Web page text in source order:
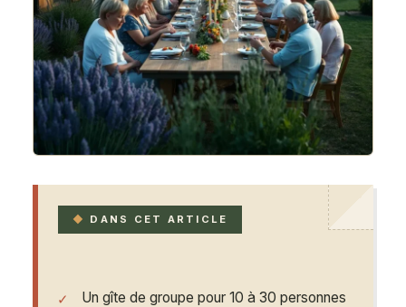
DANS CET ARTICLE
Un gîte de groupe pour 10 à 30 personnes